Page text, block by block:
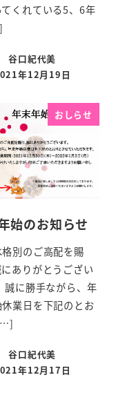
くれている5、6年
谷口紀代美
年12月19日
おしらせ
始のお知らせ
別のご高配を賜
にありがとうござい
誠に勝手ながら、年
業日を下記のとお
谷口紀代美
年12月17日